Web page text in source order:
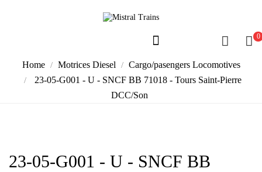
0
Home Motrices Diesel
Cargo/pasengers Locomotives
23-05-G001 - U - SNCF BB 71018 - Tours Saint-Pierre
DCC/Son
23-05-G001 - U - SNCF BB